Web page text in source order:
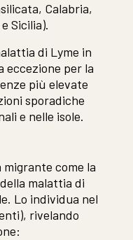
Calabria,
Sicilia).
di Lyme in
per la
più elevate
sporadiche
e nelle isole.
migrante come la
malattia di
Lo individua nel
rivelando